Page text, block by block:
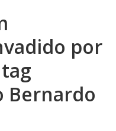
por
Bernardo